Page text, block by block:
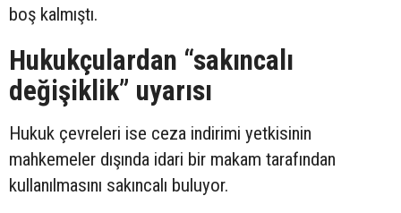
boş kalmıştı.
Hukukçulardan “sakıncalı
değişiklik” uyarısı
Hukuk çevreleri ise ceza indirimi yetkisinin
mahkemeler dışında idari bir makam tarafından
kullanılmasını sakıncalı buluyor.